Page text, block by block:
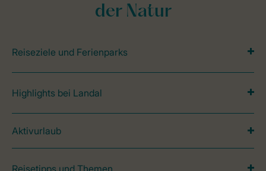
der Natur
Reiseziele und Ferienparks
Highlights bei Landal
Aktivurlaub
Reisetipps und Themen